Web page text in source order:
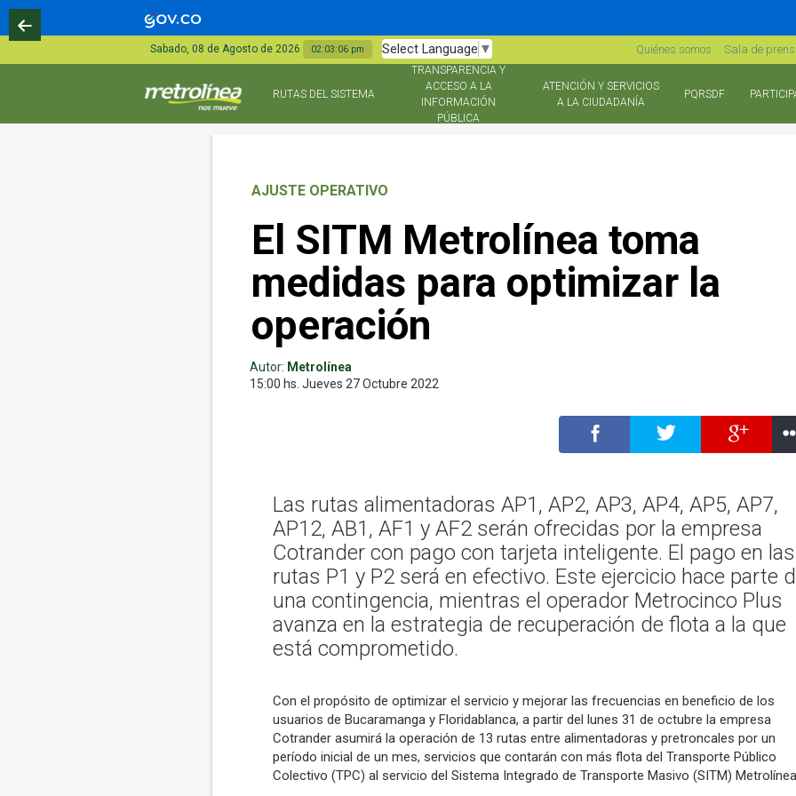
Sabado, 08 de Agosto de 2026 02:03:07 pm Select Language ▼ Quiénes somos Sala de
RUTAS DEL SISTEMA
TRANSPARENCIA Y
ACCESO A LA
INFORMACIÓN
PÚBLICA
ATENCIÓN Y SERVICIOS
A LA CIUDADANÍA
PQRSDF
AJUSTE OPERATIVO
El SITM Metrolínea toma
medidas para optimizar la
operación
Autor: Metrolínea
15:00 hs. Jueves 27 Octubre 2022
Las rutas alimentadoras AP1, AP2, AP3, AP4, AP5, AP7,
AP12, AB1, AF1 y AF2 serán ofrecidas por la empresa
Cotrander con pago con tarjeta inteligente. El pago en las
rutas P1 y P2 será en efectivo. Este ejercicio hace parte
una contingencia, mientras el operador Metrocinco Plus
avanza en la estrategia de recuperación de flota a la que
está comprometido.
Con el propósito de optimizar el servicio y mejorar las frecuencias en beneficio de los
usuarios de Bucaramanga y Floridablanca, a partir del lunes 31 de octubre la empresa
Cotrander asumirá la operación de 13 rutas entre alimentadoras y pretroncales por un
período inicial de un mes, servicios que contarán con más flota del Transporte Público
Colectivo (TPC) al servicio del Sistema Integrado de Transporte Masivo (SITM)